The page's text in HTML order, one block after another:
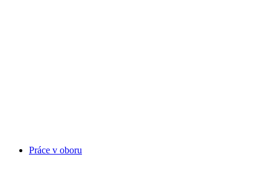
Práce v oboru